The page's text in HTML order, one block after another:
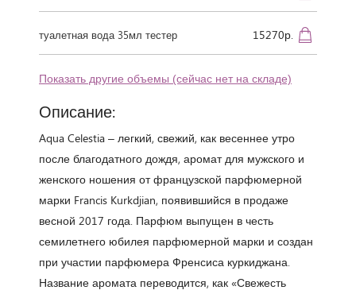
туалетная вода 35мл тестер 15270р.
Показать другие объемы (сейчас нет на складе)
Описание:
Aqua Celestia – легкий, свежий, как весеннее утро
после благодатного дождя, аромат для мужского и
женского ношения от французской парфюмерной
марки Francis Kurkdjian, появившийся в продаже
весной 2017 года. Парфюм выпущен в честь
семилетнего юбилея парфюмерной марки и создан
при участии парфюмера Френсиса куркиджана.
Название аромата переводится, как «Свежесть